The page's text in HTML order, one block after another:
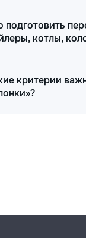
подготовить
котлы,
критерии